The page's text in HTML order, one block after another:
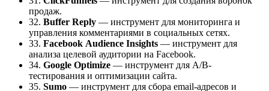
продаж.
32. Buffer Reply — инструмент для мониторинга и
управления комментариями в социальных сетях.
33. Facebook Audience Insights — инструмент для
анализа целевой аудитории на Facebook.
34. Google Optimize — инструмент для A/B-
тестирования и оптимизации сайта.
35. Sumo — инструмент для сбора email-адресов и